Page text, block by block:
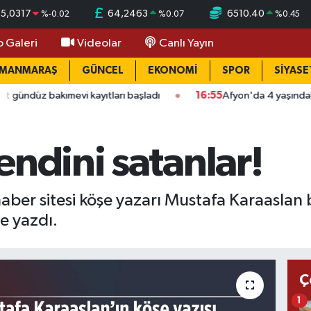
%-0.02 64,2463 %0.07 6510.40 %0.45
Galeri Videolar Canlı Yayın
GÜNCEL EKONOMİ SPOR
kayıtları başladı 16:55 Afyon'da 4 yaşındaki
satanlar!
sitesi köşe yazarı Mustafa Karaaslan
yazdı.
1